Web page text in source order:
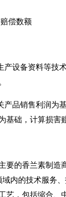
偿数额
备资料等技
销售利润为
础，计算损害
的香兰素制造
内的技术服务
，包括缩合